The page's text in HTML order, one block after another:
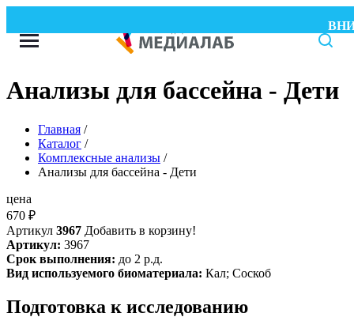
Анализы для бассейна - Дети
Главная /
Каталог /
Комплексные анализы /
Анализы для бассейна - Дети
цена
670 ₽
Артикул 3967 Добавить в корзину!
Артикул: 3967
Срок выполнения: до 2 р.д.
Вид используемого биоматериала: Кал; Соскоб
Подготовка к исследованию